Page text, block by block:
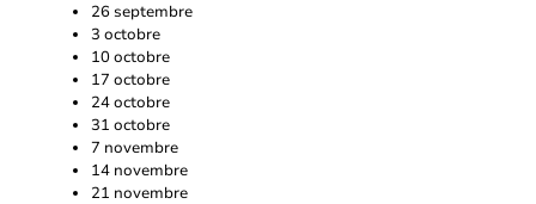
26 septembre
3 octobre
10 octobre
17 octobre
24 octobre
31 octobre
7 novembre
14 novembre
21 novembre